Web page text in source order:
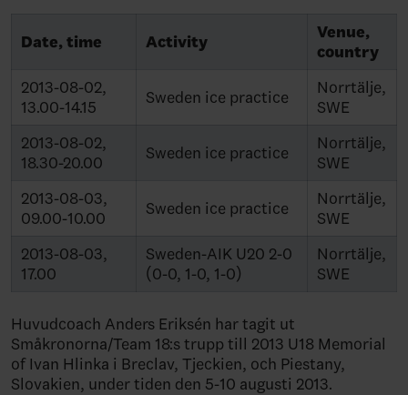
Date, time Activity
Venue,
country
2013-08-02,
13.00-14.15
Sweden ice practice
Norrtälje,
SWE
2013-08-02,
18.30-20.00
Sweden ice practice
Norrtälje,
SWE
2013-08-03,
09.00-10.00
Sweden ice practice
Norrtälje,
SWE
2013-08-03,
17.00
Sweden-AIK U20 2-0
(0-0, 1-0, 1-0)
Norrtälje,
SWE
Huvudcoach Anders Eriksén har tagit ut
Småkronorna/Team 18:s trupp till 2013 U18 Memorial
of Ivan Hlinka i Breclav, Tjeckien, och Piestany,
Slovakien, under tiden den 5-10 augusti 2013.